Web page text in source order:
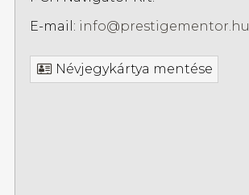
E-mail: info@prestigementor.hu
Névjegykártya mentése